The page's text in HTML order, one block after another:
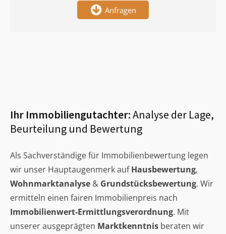
Anfragen
Ihr Immobiliengutachter:Analyse der Lage,
Beurteilung und Bewertung
Als Sachverständige für Immobilienbewertung legen
wir unser Hauptaugenmerk aufHausbewertung,
Wohnmarktanalyse & Grundstücksbewertung. Wir
ermitteln einen fairen Immobilienpreis nach
Immobilienwert-Ermittlungsverordnung. Mit
unserer ausgeprägten Marktkenntnis beraten wir